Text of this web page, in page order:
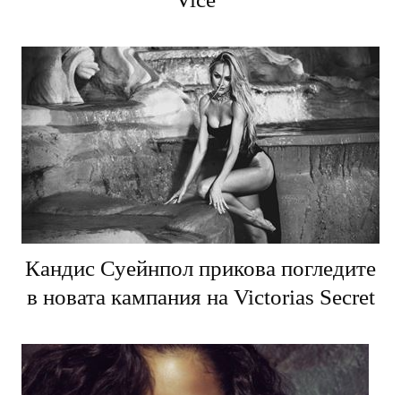
Кандис Суейнпол прикова погледите
в новата кампания на Victorias Secret